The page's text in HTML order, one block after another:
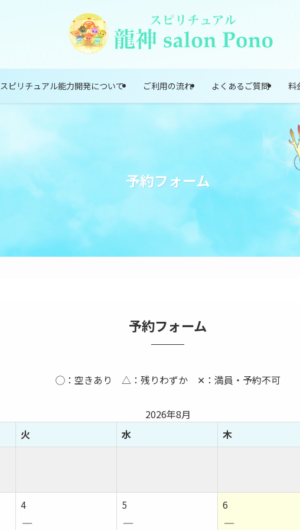
スピリチュアル能力開発について ご利用の流れ よくあるご質問 料
予約フォーム
予約フォーム
◯：空きあり △：残りわずか ✕：満員・予約不可
2026年8月
火 水 木
4
－
5
－
6
－